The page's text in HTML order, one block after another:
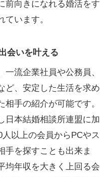
前向きになれる婚活をす
います。
会いを叶える
流企業社員や公務員、
ど、安定した生活を求め
手の紹介が可能です。
日本結婚相談所連盟に加
以上の会員からPCやス
手を探すことも出来ま
均年収を大きく上回る会